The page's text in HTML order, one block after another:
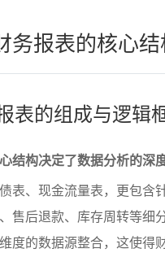
务报表的核心
表的组成与逻辑
结构决定了数据分析的深
表、现金流量表，更包
售后退款、库存周转等细
度的数据源整合，这使得